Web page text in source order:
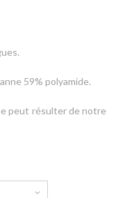
59% polyamide.
peut résulter de notre